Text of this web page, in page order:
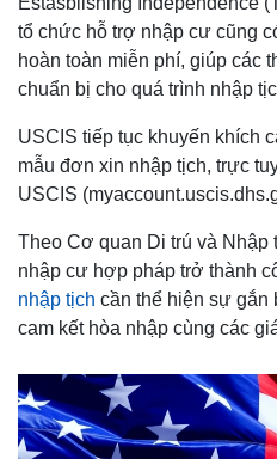
tổ chức hỗ trợ nhập cư cũng
hoàn toàn miễn phí, giúp các
chuẩn bị cho quá trình nhập
USCIS tiếp tục khuyến khích
mẫu đơn xin nhập tịch, trực
USCIS
Theo Cơ quan Di trú và
nhập cư hợp pháp trở thành
nhập tịch cần thể hiện sự gắn
cam kết hòa nhập cùng các